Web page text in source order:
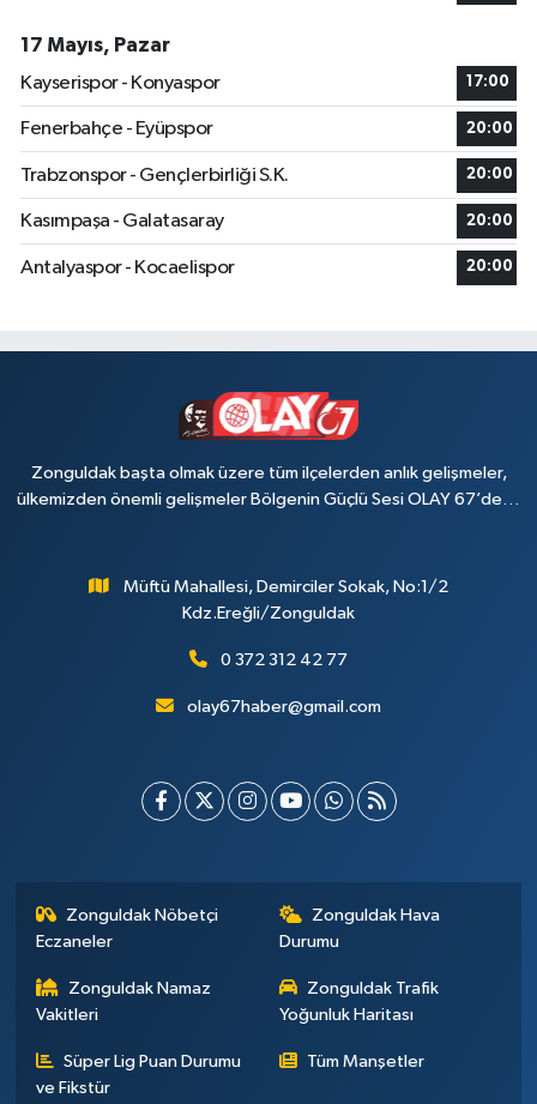
17 Mayıs, Pazar
Kayserispor - Konyaspor
17:00
Fenerbahçe - Eyüpspor 20:00
Trabzonspor - Gençlerbirliği S.K. 20:00
Kasımpaşa - Galatasaray 20:00
Antalyaspor - Kocaelispor 20:00
Zonguldak başta olmak üzere tüm ilçelerden anlık gelişmeler,
ülkemizden önemli gelişmeler Bölgenin Güçlü Sesi OLAY 67’de…
Müftü Mahallesi, Demirciler Sokak, No:1/2
Kdz.Ereğli/Zonguldak
0 372 312 42 77
olay67haber@gmail.com
Zonguldak Nöbetçi
Eczaneler
Zonguldak Hava
Durumu
Zonguldak Namaz
Vakitleri
Zonguldak Trafik
Yoğunluk Haritası
Süper Lig Puan Durumu
ve Fikstür
Tüm Manşetler